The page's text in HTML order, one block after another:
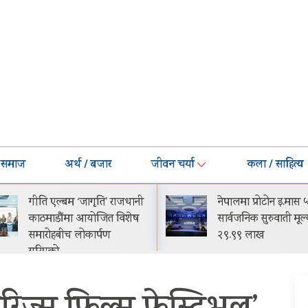
समाज अर्थ / बजार जीवन चर्या कला / साहित्य
नेपालमा प्रोटोन इ.मास ५
सार्वजनिक सुरुवाती मूल्य रू.
२९.९९ लाख
घट्यो बजाजको
मासिक किस्ता-मूल्य